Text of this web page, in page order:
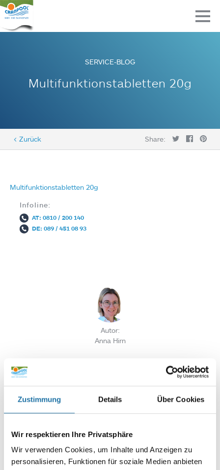
Zustimmung Details Über Cookies
Wir respektieren Ihre Privatsphäre
Wir verwenden Cookies, um Inhalte und Anzeigen zu
personalisieren, Funktionen für soziale Medien anbieten
SERVICE-BLOG
Multifunktionstabletten 20g
< Zurück Share:
Multifunktionstabletten 20g
Infoline:
AT: 0810 / 200 140
DE: 089 / 451 08 93
Autor:
Anna Hirn
Felder sind mit*